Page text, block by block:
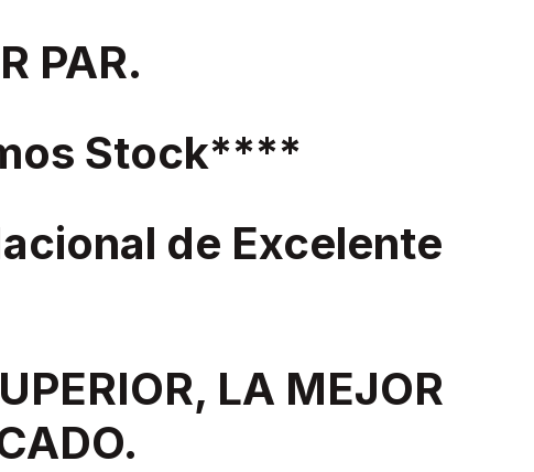
PAR.
Stock****
de Excelente
LA MEJOR